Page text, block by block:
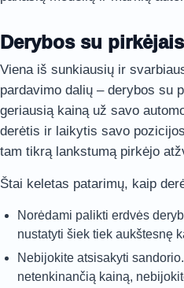
Derybos su pirkėjais
Viena iš sunkiausių ir
pardavimo dalių – derybos su
geriausią kainą už savo
derėtis ir laikytis savo
tam tikrą lankstumą pirkėjo
Štai keletas patarimų, kaip
Norėdami palikti erdvės
nustatyti šiek tiek aukštesnę
Nebijokite atsisakyti
netenkinančią kainą,